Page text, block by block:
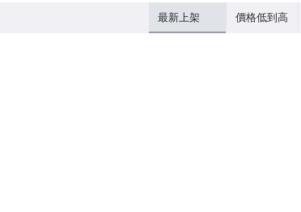
最新上架 價格低到高